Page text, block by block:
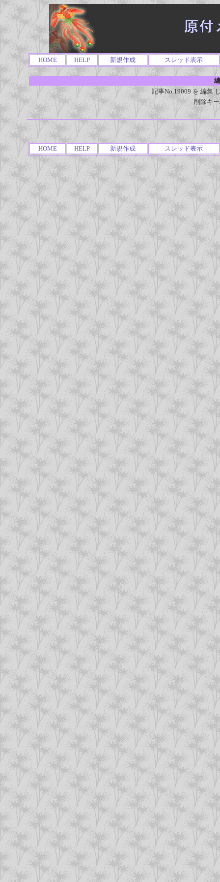
HOME HELP 新規作成 スレッド表示
記事No.19009 を 編集
削除キ
HOME HELP 新規作成 スレッド表示